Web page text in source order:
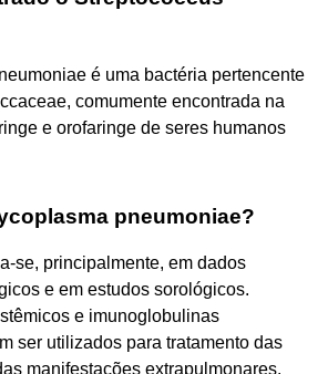
é uma bactéria pertencente
comumente encontrada na
e orofaringe de seres humanos
pneumoniae?
se, principalmente, em dados
e em estudos sorológicos.
e imunoglobulinas
ser utilizados para tratamento das
manifestações extrapulmonares.